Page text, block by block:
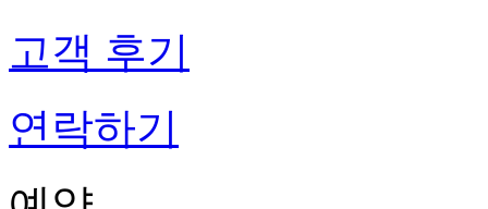
고객 후기
연락하기